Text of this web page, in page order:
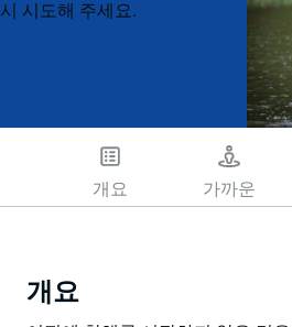
시 시도해 주세요.
개요 가까운
개요